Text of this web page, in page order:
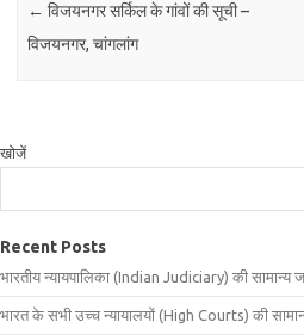
← विजयनगर सर्किल के गांवों की सूची –
विजयनगर, चांगलांग
खोजें
Recent Posts
भारतीय न्यायपालिका (Indian Judiciary) की सामान्य
भारत के सभी उच्च न्यायालयों (High Courts) की